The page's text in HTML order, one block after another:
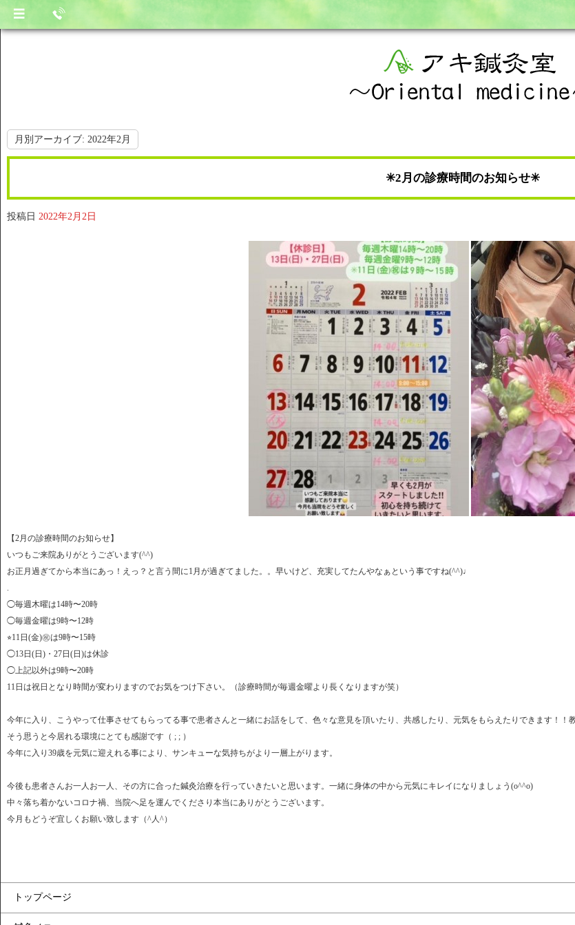
月別アーカイブ: 2022年2月
✳︎2月の診療時間のお知らせ✳︎
投稿日 2022年2月2日
【2月の診療時間のお知らせ】
いつもご来院ありがとうございます(^^)
お正月過ぎてから本当にあっ！えっ？と言う間に1月が過ぎてました。。早いけど、充実してたんやなぁという事ですね(^^)♩
.
◯毎週木曜は14時〜20時
◯毎週金曜は9時〜12時
⭐︎11日(金)㊗︎は9時〜15時
◯13日(日)・27日(日)は休診
◯上記以外は9時〜20時
11日は祝日となり時間が変わりますのでお気をつけ下さい。（診療時間が毎週金曜より長くなりますが笑）
今年に入り、こうやって仕事させてもらってる事で患者さんと一緒にお話をして、色々な意見を頂いたり、共感したり、元気をもらえたりできます！！
そう思うと今居れる環境にとても感謝です（ ; ; ）
今年に入り39歳を元気に迎えれる事により、サンキューな気持ちがより一層上がります。
今後も患者さんお一人お一人、その方に合った鍼灸治療を行っていきたいと思います。一緒に身体の中から元気にキレイになりましょう(o^^o)
中々落ち着かないコロナ禍、当院へ足を運んでくださり本当にありがとうございます。
今月もどうぞ宜しくお願い致します（^人^）
トップページ